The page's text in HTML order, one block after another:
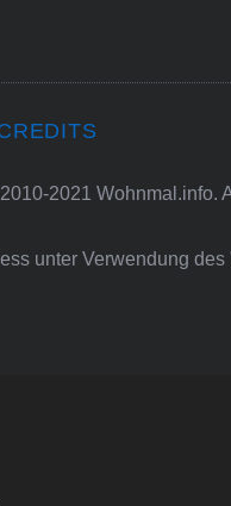
2021 Wohnmal.info.
unter Verwendung